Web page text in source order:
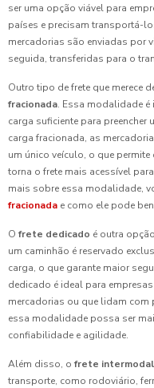
ser uma opção viável para
países e precisam transportá-
mercadorias são enviadas por
seguida, transferidas para o
Outro tipo de frete que merece
fracionada. Essa modalidade
carga suficiente para
carga fracionada, as
um único veículo, o que
torna o frete mais acessível
mais sobre essa modalidade,
fracionada e como ele pode
O frete dedicado é outra
um caminhão é reservado
carga, o que garante maior
dedicado é ideal para
mercadorias ou que lidam
essa modalidade possa ser
confiabilidade e agilidade.
Além disso, o frete intermodal
transporte, como rodoviário,